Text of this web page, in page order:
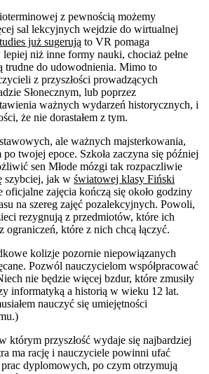
z pewnością możemy
sal lekcyjnych wejdzie do wirtualnej
już sugerują to VR pomaga
niż inne formy nauki, chociaż pełne
trudne do udowodnienia. Mimo to
z przyszłości prowadzących
Słonecznym, lub poprzez
ważnych wydarzeń historycznych, i
że nie dorastałem z tym.
ale ważnych majsterkowania,
twojej epoce. Szkoła zaczyna się później
sen Młode mózgi tak rozpaczliwie
szybciej, jak w światowej klasy Fiński
oficjalne zajęcia kończą się około godziny
na szereg zajęć pozalekcyjnych. Powoli,
rezygnują z przedmiotów, które ich
ograniczeń, które z nich chcą łączyć.
kolizje pozornie niepowiązanych
Pozwól nauczycielom współpracować
nie będzie więcej bzdur, które zmusiły
informatyką a historią w wieku 12 lat.
nauczyć się umiejętności
którym przyszłość wydaje się najbardziej
ma rację i nauczyciele powinni ufać
dyplomowych, po czym otrzymują